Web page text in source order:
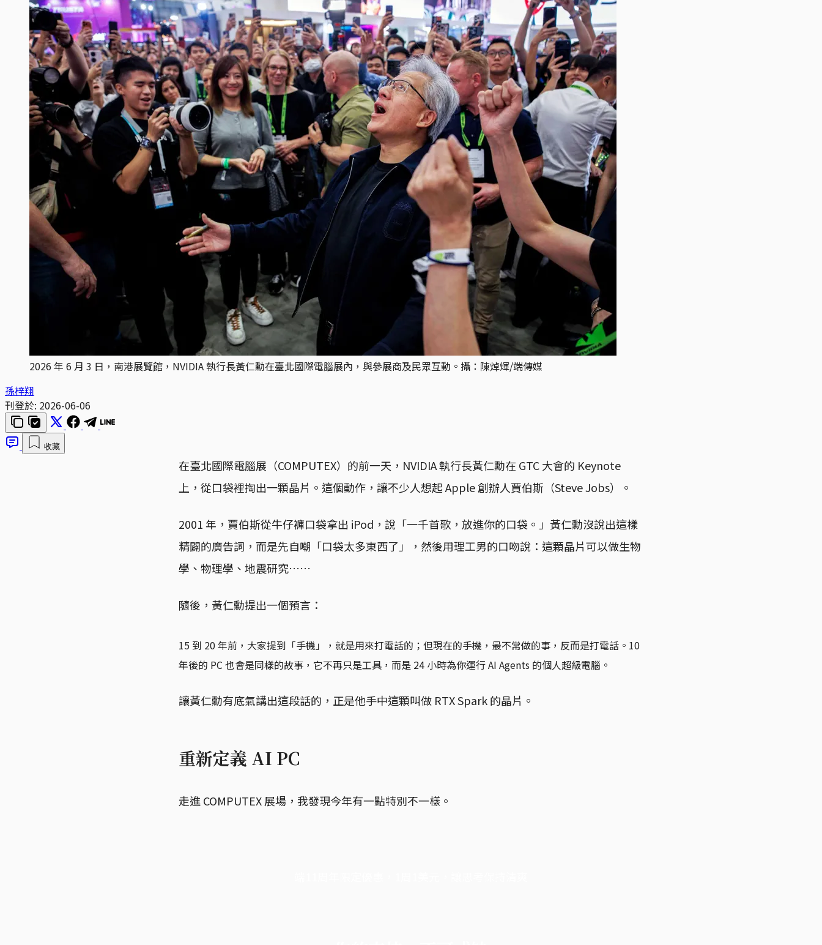
2026 年 6 月 3 日，南港展覽館，NVIDIA 執行長黃仁勳在臺北國際電腦展內，與參展商及民眾互動。攝：陳焯煇/端傳媒
孫梓翔
刊登於: 2026-06-06
收藏
在臺北國際電腦展（COMPUTEX）的前一天，NVIDIA 執行長黃仁勳在 GTC 大會的 Keynote
上，從口袋裡掏出一顆晶片。這個動作，讓不少人想起 Apple 創辦人賈伯斯（Steve Jobs）。
2001 年，賈伯斯從牛仔褲口袋拿出 iPod，說「一千首歌，放進你的口袋。」黃仁勳沒說出這樣
精闢的廣告詞，而是先自嘲「口袋太多東西了」，然後用理工男的口吻說：這顆晶片可以做生物
學、物理學、地震研究……
隨後，黃仁勳提出一個預言：
15 到 20 年前，大家提到「手機」，就是用來打電話的；但現在的手機，最不常做的事，反而是打電話。10
年後的 PC 也會是同樣的故事，它不再只是工具，而是 24 小時為你運行 AI Agents 的個人超級電腦。
讓黃仁勳有底氣講出這段話的，正是他手中這顆叫做 RTX Spark 的晶片。
重新定義 AI PC
走進 COMPUTEX 展場，我發現今年有一點特別不一樣。